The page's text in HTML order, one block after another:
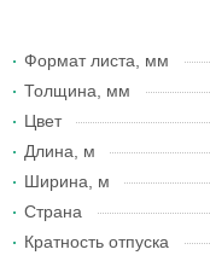
Формат листа, мм
Толщина, мм
Цвет
Длина, м
Ширина, м
Страна
Кратность отпуска